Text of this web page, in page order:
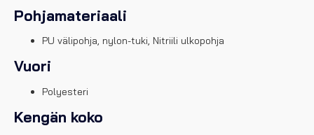
Pohjamateriaali
PU välipohja, nylon-tuki, Nitriili ulkopohja
Vuori
Polyesteri
Kengän koko